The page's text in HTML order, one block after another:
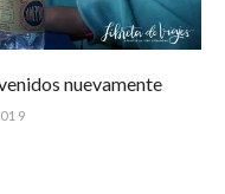
nuevamente